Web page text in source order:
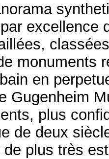
excellence
monuments
en
Gugenheim
plus
de deux
plus très